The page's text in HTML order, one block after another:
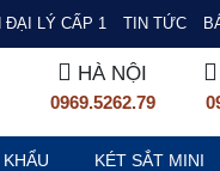
ĐẠI LÝ CẤP 1 TIN TỨC
HÀ NỘI
0969.5262.79
KÉT SẮT MINI